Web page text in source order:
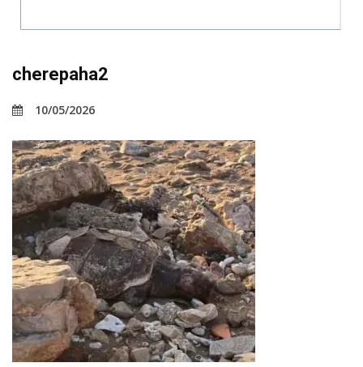
cherepaha2
10/05/2026